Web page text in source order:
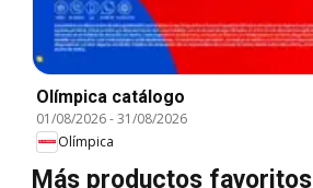
Olímpica catálogo
01/08/2026-31/08/2026
Olímpica
Más productos favoritos